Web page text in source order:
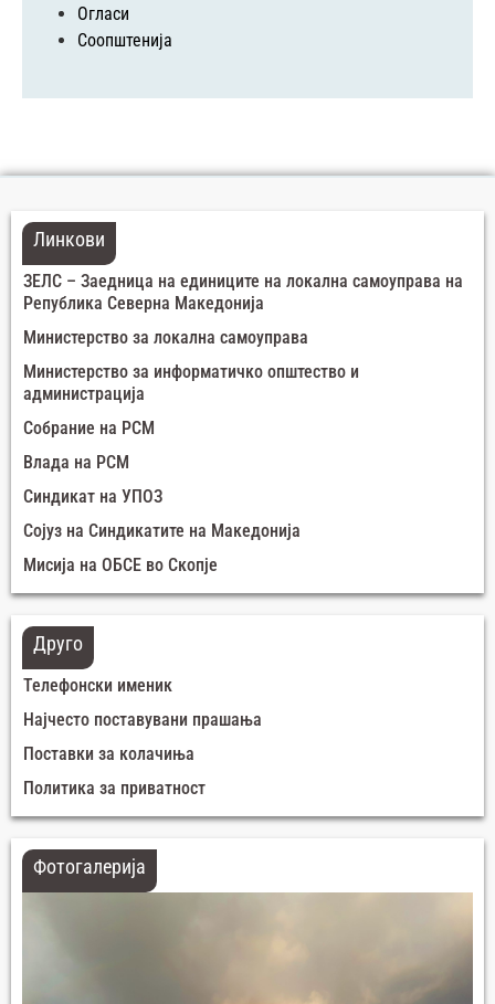
Огласи
Соопштенија
Линкови
ЗЕЛС – Заедница на единиците на локална самоуправа на
Република Северна Македонија
Министерство за локална самоуправа
Министерство за информатичко општество и
администрација
Собрание на РСМ
Влада на РСМ
Синдикат на УПОЗ
Сојуз на Синдикатите на Македонија
Мисија на ОБСЕ во Скопје
Друго
Телефонски именик
Најчесто поставувани прашања
Поставки за колачиња
Политика за приватност
Фотогалерија